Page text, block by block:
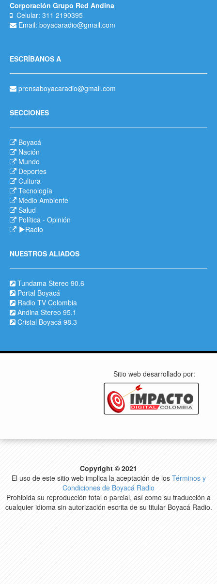
Corporación Grupo Red Andina
Celular: 311 2190395
Email: boyacaradio@gmail.com
ESCRÍBANOS A
prensaboyacaradio@gmail.com
SECCIONES
Boyacá
Nación
Mundo
Deportes
Cultura
Tecnología
Medio Ambiente
Salud
Política - Opinión
Radio
NUESTROS ALIADOS
Tundama Stereo 90.6
Portal Boyacá
Radio TV Colombia
Andina Stereo 95.1
Cristal Boyacá 98.3
Sitio web desarrollado por:
Copyright © 2021
El uso de este sitio web implica la aceptación de los Términos y
Condiciones de Boyacá Radio
Prohibida su reproducción total o parcial, así como su traducción a
cualquier idioma sin autorización escrita de su titular Boyacá Radio.